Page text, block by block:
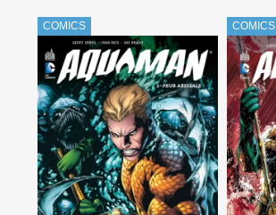
COMICS COMICS